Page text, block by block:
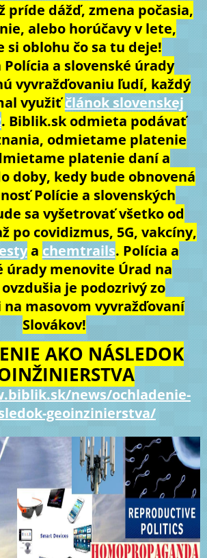
príde dážď, zmena počasia,
alebo horúčavy v lete,
si oblohu čo sa tu deje!
Polícia a slovenské úrady
vyvražďovaniu ľudí, každý
využiťčlánok slovenskej
. Biblik.sk odmieta podávať
odmietame platenie
platenie daní a
doby, kedy bude obnovená
Polície a slovenských
sa vyšetrovať všetko od
po covidizmus, 5G, vakcíny,
a chemtrails. Polícia a
úrady menovite Úrad na
je podozrivý zo
masovom vyvražďovaní
Slovákov!
AKO NÁSLEDOK
news/ochladenie-
geoinzinierstva/